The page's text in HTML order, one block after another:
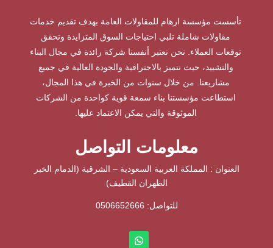
تأسست مؤسسة ارهام للمقاولات العامة بهدف تقديم خدمات
مقاولات شاملة تلبي احتياجات السوق المتزايدة وتحقق
توقعات العملاء. نحن نعتبر أنفسنا شركة رائدة في مجال البناء
والتشييد، حيث نتميز بالاحترافية والجودة العالية في جميع
مشاريعنا. من خلال سنوات من الخبرة في هذا المجال،
استطاعت مؤسستنا بناء سمعة قوية كواحدة من الشركات
الموثوقة والتي يمكن الاعتماد عليها.
معلومات التواصل
العنوان : المملكة العربية السعودية – الشرقية (الدمام الخبر
الظهران القطيف)
للتواصل: ⁦ 0506652666